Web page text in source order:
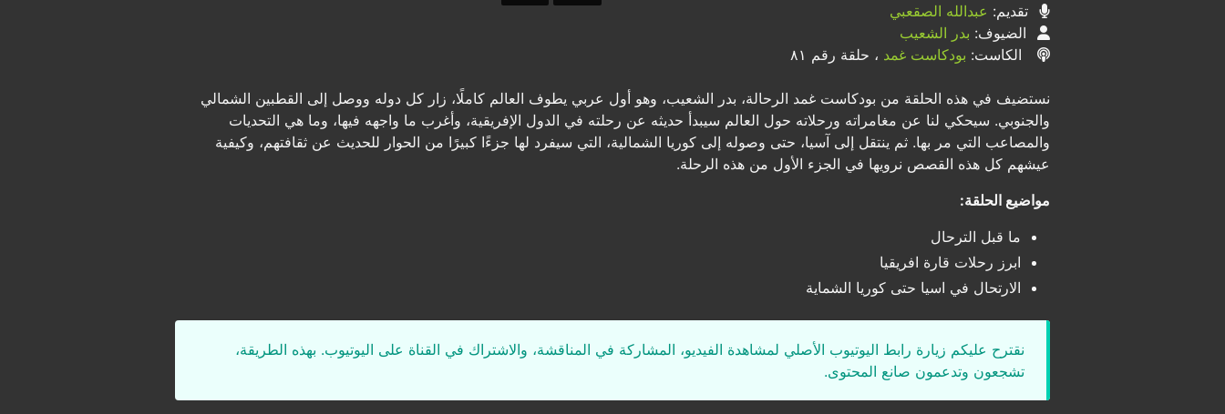
تقديم: عبدالله الصقعبي
الضيوف: بدر الشعيب
الكاست: بودكاست غمد ، حلقة رقم ٨١
نستضيف في هذه الحلقة من بودكاست غمد الرحالة، بدر الشعيب، وهو أول عربي يطوف العالم كاملًا، زار كل دوله ووصل إلى القطبين الشمالي
والجنوبي. سيحكي لنا عن مغامراته ورحلاته حول العالم سيبدأ حديثه عن رحلته في الدول الإفريقية، وأغرب ما واجهه فيها، وما هي التحديات
والمصاعب التي مر بها. ثم ينتقل إلى آسيا، حتى وصوله إلى كوريا الشمالية، التي سيفرد لها جزءًا كبيرًا من الحوار للحديث عن ثقافتهم، وكيفية
عيشهم كل هذه القصص نرويها في الجزء الأول من هذه الرحلة.
مواضيع الحلقة:
ما قبل الترحال
ابرز رحلات قارة افريقيا
الارتحال في اسيا حتى كوريا الشماية
نقترح عليكم زيارة رابط اليوتيوب الأصلي لمشاهدة الفيديو، المشاركة في المناقشة، والاشتراك في القناة على اليوتيوب. بهذه الطريقة،
تشجعون وتدعمون صانع المحتوى.